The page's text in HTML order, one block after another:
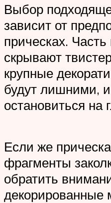
Выбор
зависит от
прическах. Часть
скрывают
крупные
будут лишними,
остановиться на
Если же
фрагменты
обратить
декорированные